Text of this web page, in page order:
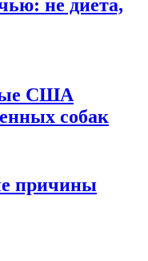
не диета,
США
собак
причины